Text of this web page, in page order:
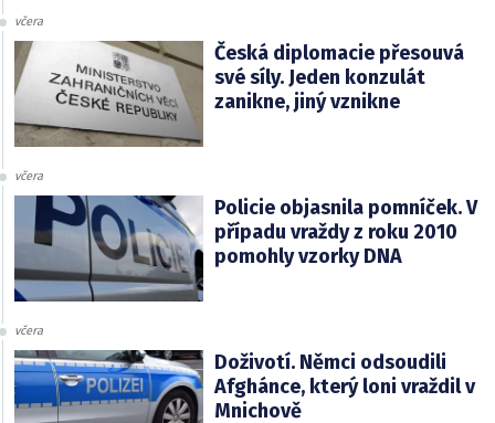
včera
Česká diplomacie přesouvá
své síly. Jeden konzulát
zanikne, jiný vznikne
včera
Policie objasnila pomníček. V
případu vraždy z roku 2010
pomohly vzorky DNA
včera
Doživotí. Němci odsoudili
Afghánce, který loni vraždil v
Mnichově